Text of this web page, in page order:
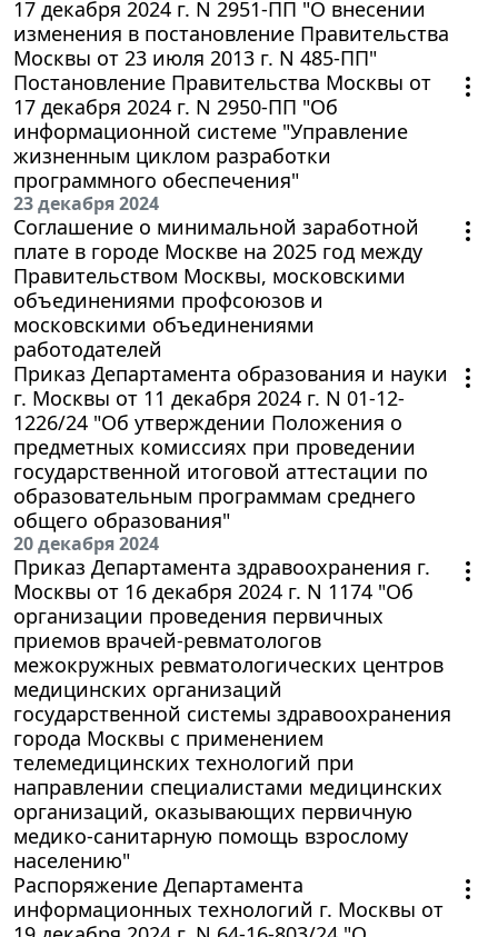
17 декабря 2024 г. N 2951-ПП "О внесении
изменения в постановление Правительства
Москвы от 23 июля 2013 г. N 485-ПП"
Постановление Правительства Москвы от
17 декабря 2024 г. N 2950-ПП "Об
информационной системе "Управление
жизненным циклом разработки
программного обеспечения"
23 декабря 2024
Соглашение о минимальной заработной
плате в городе Москве на 2025 год между
Правительством Москвы, московскими
объединениями профсоюзов и
московскими объединениями
работодателей
Приказ Департамента образования и науки
г. Москвы от 11 декабря 2024 г. N 01-12-
1226/24 "Об утверждении Положения о
предметных комиссиях при проведении
государственной итоговой аттестации по
образовательным программам среднего
общего образования"
20 декабря 2024
Приказ Департамента здравоохранения г.
Москвы от 16 декабря 2024 г. N 1174 "Об
организации проведения первичных
приемов врачей-ревматологов
межокружных ревматологических центров
медицинских организаций
государственной системы здравоохранения
города Москвы с применением
телемедицинских технологий при
направлении специалистами медицинских
организаций, оказывающих первичную
медико-санитарную помощь взрослому
населению"
Распоряжение Департамента
информационных технологий г. Москвы от